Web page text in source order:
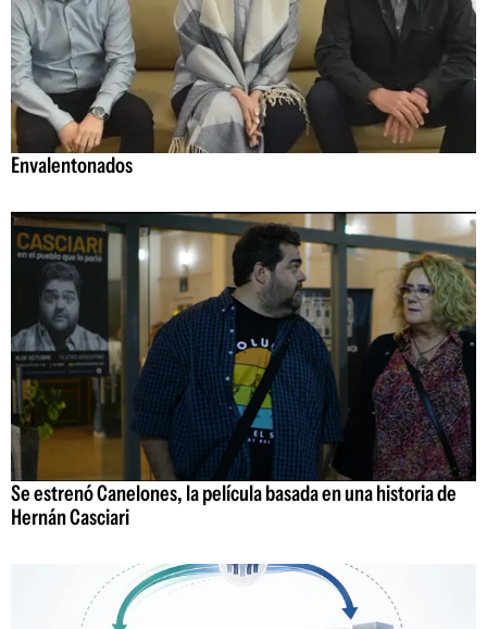
Envalentonados
Se estrenó Canelones, la película basada en una historia de
Hernán Casciari